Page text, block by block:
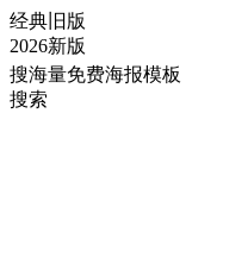
经典旧版
2026新版
搜海量免费海报模板
搜索